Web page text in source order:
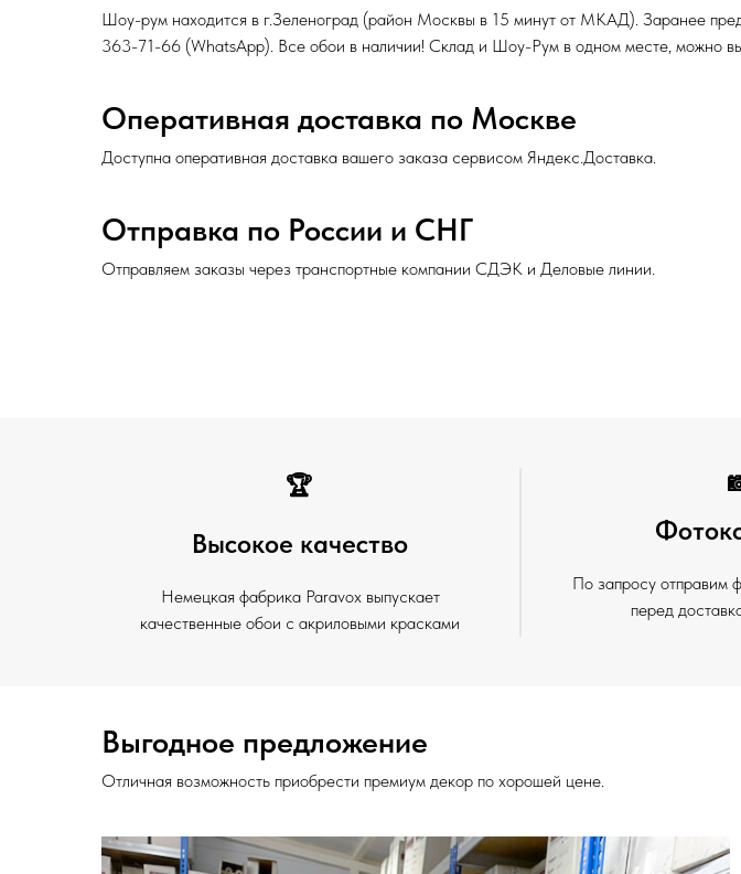
Шоу-рум находится в г.Зеленоград (район Москвы в 15 минут от МКАД). Заранее
363-71-66 (WhatsApp). Все обои в наличии! Склад и Шоу-Рум в одном месте, можно
Оперативная доставка по Москве
Доступна оперативная доставка вашего заказа сервисом Яндекс.Доставка.
Отправка по России и СНГ
Отправляем заказы через транспортные компании СДЭК и Деловые линии.
🏆
Высокое качество
Немецкая фабрика Paravox выпускает
качественные обои с акриловыми красками
По запросу отправим
перед
Выгодное предложение
Отличная возможность приобрести премиум декор по хорошей цене.